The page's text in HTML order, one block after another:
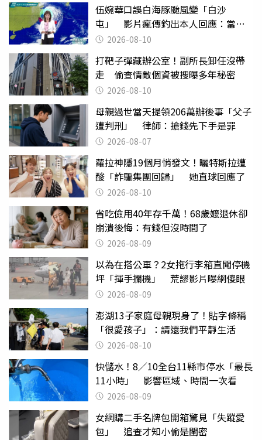
伍婉華口誤白海豚颱風變「白沙
屯」 影片瘋傳釣出本人回應：當下
懊惱到現在
2026-08-10
打靶子彈藏辦公室！副所長卸任沒帶
走 偷查情敵個資被搜曝多年秘密
2026-08-10
母親過世當天提領206萬辦後事「父子
遭判刑」 律師：搶錢先下手是罪
2026-08-07
蘿拉神隱19個月悄發文！曬特斯拉遭
酸「詐騙集團回歸」 她直球回應了
2026-08-10
省吃儉用40年存千萬！68歲嬤退休卻
崩潰後悔：有錢但沒時間了
2026-08-09
以為在搭公車？2女拖行李箱直闖停機
坪「揮手攔機」 荒謬影片曝網傻眼
2026-08-09
澎湖13子家庭母親現身了！貼字條稱
「很愛孩子」：請還我們平靜生活
2026-08-10
快儲水！8／10全台11縣市停水「最長
11小時」 影響區域、時間一次看
2026-08-09
女網購二手名牌包開箱驚見「失蹤愛
包」 追查才知小偷是閨密